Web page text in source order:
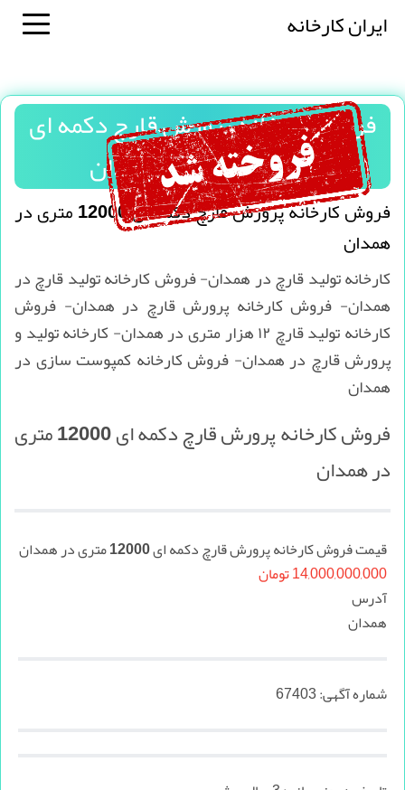
ایران کارخانه
فروش کارخانه پرورش قارچ دکمه ای
12000 متری در همدان
فروش کارخانه پرورش قارچ دکمه ای 12000 متری در
همدان
کارخانه تولید قارچ در همدان- فروش کارخانه تولید قارچ در
همدان- فروش کارخانه پرورش قارچ در همدان- فروش
کارخانه تولید قارچ ۱۲ هزار متری در همدان- کارخانه تولید و
پرورش قارچ در همدان- فروش کارخانه کمپوست سازی در
همدان
فروش کارخانه پرورش قارچ دکمه ای 12000 متری
در همدان
قیمت فروش کارخانه پرورش قارچ دکمه ای 12000 متری در همدان
14,000,000,000 تومان
آدرس
همدان
شماره آگهی:67403